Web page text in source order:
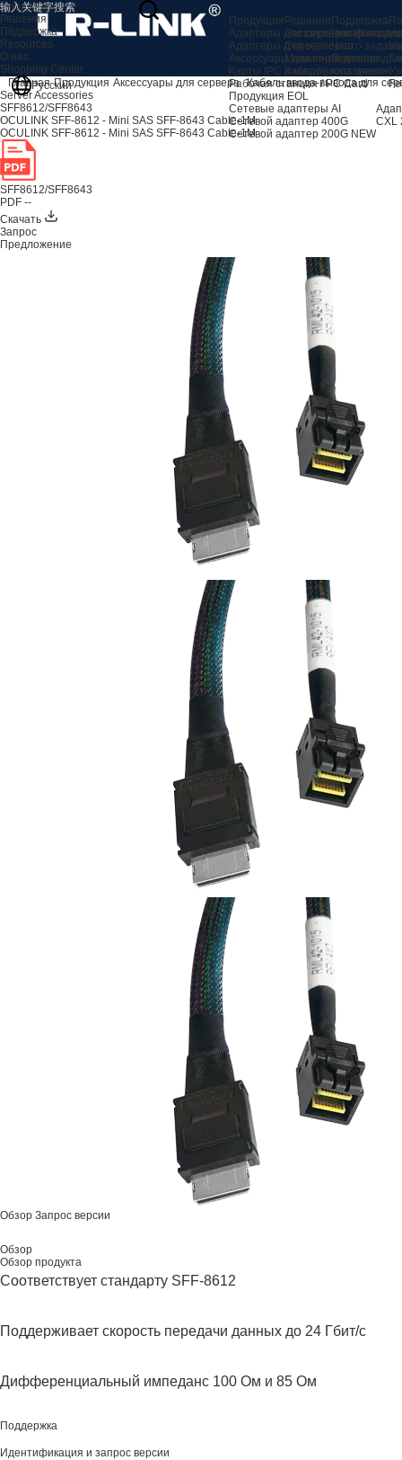
Продукция
Адаптеры для серверов AI
Адаптеры для серверов
Аксессуары для сервера
Карты IPC и машинного зрения
Рабочая станция / PC Card
Продукция EOL
Сетевые адаптеры AI
Сетевой адаптер 400G
Сетевой адаптер 200G NEW
CXL
Решения
Расширение
Сервер
Машинное зрение
Кибербезопасность
Поддержка
Центр
Часто
Продукция
Решения
Поддержка
Resources
О нас
Shopping Center
Русский
Главная Продукция Аксессуары для сервера Кабель ввода-вывода для
Server Accessories
SFF8612/SFF8643
OCULINK SFF-8612 - Mini SAS SFF-8643 Cable-1M
OCULINK SFF-8612 - Mini SAS SFF-8643 Cable-1M
SFF8612/SFF8643
PDF --
Скачать
Запрос
Предложение
Обзор Запрос версии
Обзор
Обзор продукта
Соответствует стандарту SFF-8612
Поддерживает скорость передачи данных до 24 Гбит/с
Дифференциальный импеданс 100 Ом и 85 Ом
Поддержка
Идентификация и запрос версии